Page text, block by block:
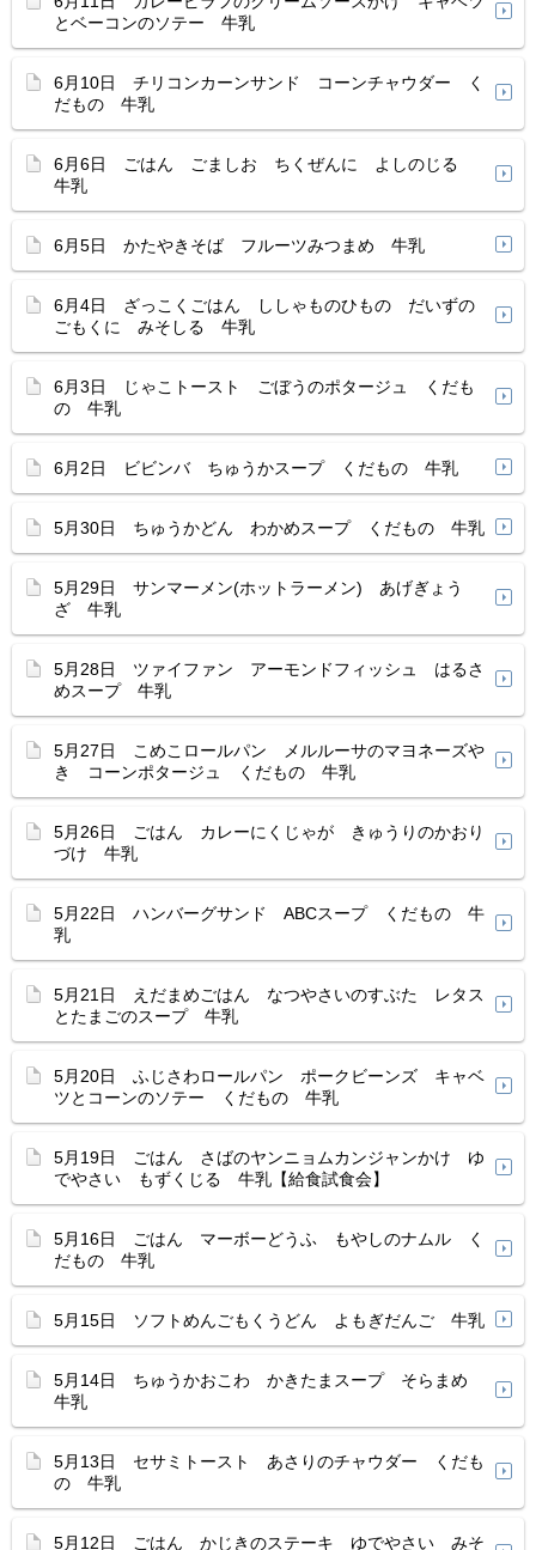
とベーコンのソテー 牛乳
6月10日 チリコンカーンサンド コーンチャウダー く
だもの 牛乳
6月6日 ごはん ごましお ちくぜんに よしのじる
牛乳
6月5日 かたやきそば フルーツみつまめ 牛乳
6月4日 ざっこくごはん ししゃものひもの だいずの
ごもくに みそしる 牛乳
6月3日 じゃこトースト ごぼうのポタージュ くだも
の 牛乳
6月2日 ビビンバ ちゅうかスープ くだもの 牛乳
5月30日 ちゅうかどん わかめスープ くだもの 牛乳
5月29日 サンマーメン(ホットラーメン) あげぎょう
ざ 牛乳
5月28日 ツァイファン アーモンドフィッシュ はるさ
めスープ 牛乳
5月27日 こめこロールパン メルルーサのマヨネーズや
き コーンポタージュ くだもの 牛乳
5月26日 ごはん カレーにくじゃが きゅうりのかおり
づけ 牛乳
5月22日 ハンバーグサンド ABCスープ くだもの 牛
乳
5月21日 えだまめごはん なつやさいのすぶた レタス
とたまごのスープ 牛乳
5月20日 ふじさわロールパン ポークビーンズ キャベ
ツとコーンのソテー くだもの 牛乳
5月19日 ごはん さばのヤンニョムカンジャンかけ ゆ
でやさい もずくじる 牛乳【給食試食会】
5月16日 ごはん マーボーどうふ もやしのナムル く
だもの 牛乳
5月15日 ソフトめんごもくうどん よもぎだんご 牛乳
5月14日 ちゅうかおこわ かきたまスープ そらまめ
牛乳
5月13日 セサミトースト あさりのチャウダー くだも
の 牛乳
5月12日 ごはん かじきのステーキ ゆでやさい みそ